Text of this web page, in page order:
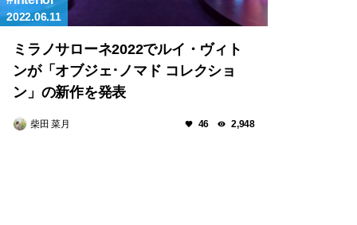
2022.06.11
ミラノサローネ2022でルイ・ヴィト
ンが「オブジェ･ノマド コレクショ
ン」の新作を発表
柴田 菜月 46 2,948